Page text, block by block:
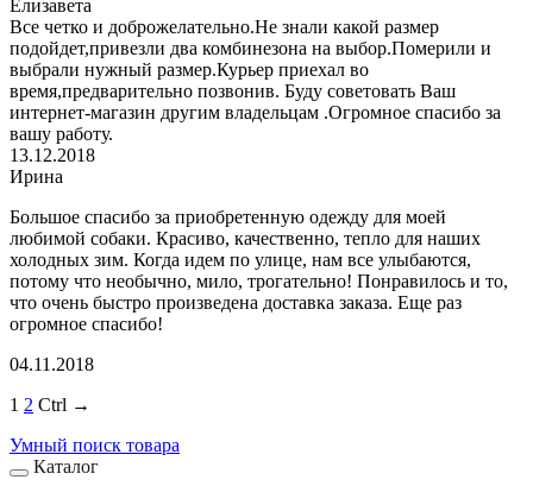
Елизавета
Все четко и доброжелательно.Не знали какой размер
подойдет,привезли два комбинезона на выбор.Померили и
выбрали нужный размер.Курьер приехал во
время,предварительно позвонив. Буду советовать Ваш
интернет-магазин другим владельцам .Огромное спасибо за
вашу работу.
13.12.2018
Ирина
Большое спасибо за приобретенную одежду для моей
любимой собаки. Красиво, качественно, тепло для наших
холодных зим. Когда идем по улице, нам все улыбаются,
потому что необычно, мило, трогательно! Понравилось и то,
что очень быстро произведена доставка заказа. Еще раз
огромное спасибо!
04.11.2018
1 2 Ctrl →
Умный поиск товара
Каталог